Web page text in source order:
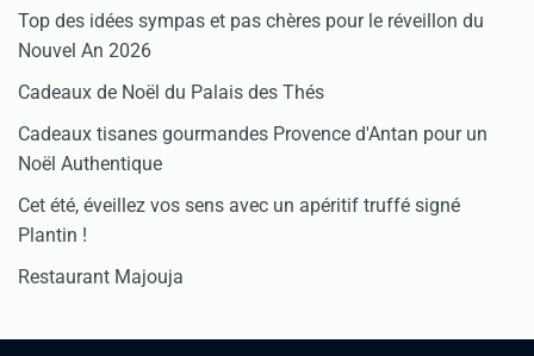
Top des idées sympas et pas chères pour le réveillon du
Nouvel An 2026
Cadeaux de Noël du Palais des Thés
Cadeaux tisanes gourmandes Provence d'Antan pour un
Noël Authentique
Cet été, éveillez vos sens avec un apéritif truffé signé
Plantin !
Restaurant Majouja